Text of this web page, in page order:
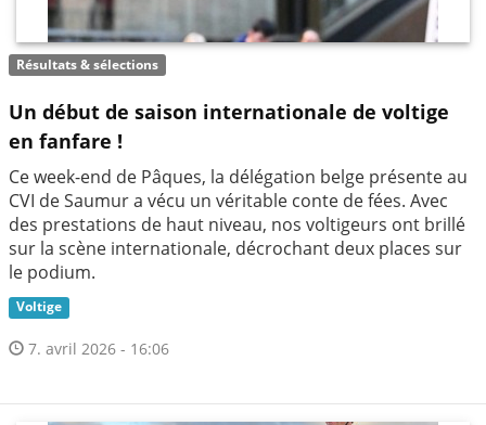
Résultats & sélections
Un début de saison internationale de voltige
en fanfare !
Ce week-end de Pâques, la délégation belge présente au
CVI de Saumur a vécu un véritable conte de fées. Avec
des prestations de haut niveau, nos voltigeurs ont brillé
sur la scène internationale, décrochant deux places sur
le podium.
Voltige
7. avril 2026 - 16:06